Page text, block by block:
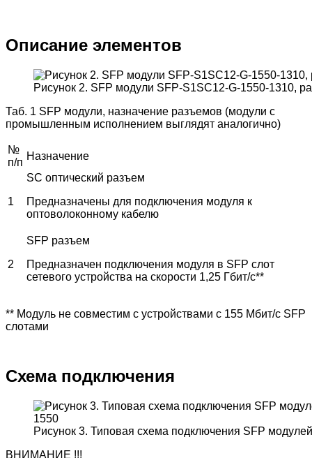
Описание элементов
Рисунок 2. SFP модули SFP-S1SC12-G-1550-1310,
Таб. 1 SFP модули, назначение разъемов (модули с
промышленным исполнением выглядят аналогично)
№
п/п
Назначение
1
SC оптический разъем
Предназначены для подключения модуля к
оптоволоконному кабелю
2
SFP разъем
Предназначен подключения модуля в SFP слот
сетевого устройства на скорости 1,25 Гбит/с**
** Модуль не совместим с устройствами с 155 Мбит/с SFP
слотами
Схема подключения
Рисунок 3. Типовая схема подключения SFP
ВНИМАНИЕ !!!